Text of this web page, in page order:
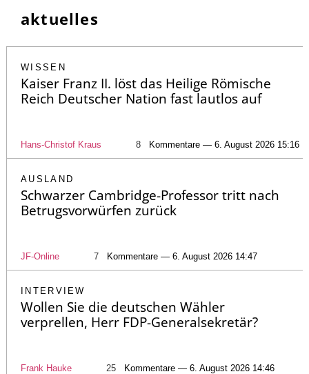
aktuelles
WISSEN
Kaiser Franz II. löst das Heilige Römische
Reich Deutscher Nation fast lautlos auf
Hans-Christof Kraus 8 Kommentare — 6. August 2026 15:16
AUSLAND
Schwarzer Cambridge-Professor tritt nach
Betrugsvorwürfen zurück
JF-Online 7 Kommentare — 6. August 2026 14:47
INTERVIEW
Wollen Sie die deutschen Wähler
verprellen, Herr FDP-Generalsekretär?
Frank Hauke 25 Kommentare — 6. August 2026 14:46